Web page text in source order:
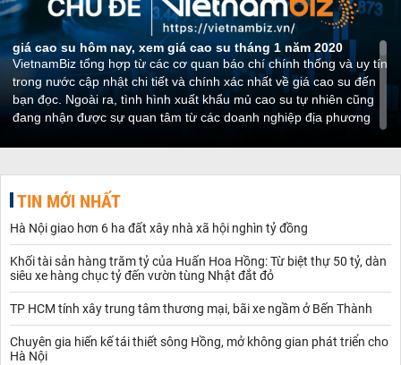
giá cao su hôm nay, xem giá cao su tháng 1 năm 2020
VietnamBiz tổng hợp từ các cơ quan báo chí chính thống và uy tín
trong nước cập nhật chi tiết và chính xác nhất về giá cao su đến
bạn đọc. Ngoài ra, tình hình xuất khẩu mủ cao su tự nhiên cũng
đang nhận được sự quan tâm từ các doanh nghiệp địa phương
Nhiều chuyên gia kinh tế cảnh báo các diễn biến
có thể đẩy giá trên thị trường tăng mạnh do nguồn cung cấp trong
khi nhu cầu thị trường đang thiếu hụt.
Hiện tại, các doanh nghiệp đang thu muagiá cao su tự nhiênở
mức khá cao so với cùng thời điểm năm ngoái. Các doanh nghiệp
Trung Quốc và Nhật Bản đang thỏa thuận hợp tác thua mua mủ
cao su từ Việt Nam.
Bảng giá cao su trực tuyến tại các sàn giao dịch quốc tế mới
nhất
Kết thúc phiên giao dịch sáng sớm, giá cao su trên sàn TOCOM
TIN MỚI NHẤT
Hà Nội giao hơn 6 ha đất xây nhà xã hội nghìn tỷ đồng
Khối tài sản hàng trăm tỷ của Huấn Hoa Hồng: Từ biệt thự 50 tỷ, dàn
siêu xe hàng chục tỷ đến vườn tùng Nhật đắt đỏ
TP HCM tính xây trung tâm thương mại, bãi xe ngầm ở Bến Thành
Chuyên gia hiến kế tái thiết sông Hồng, mở không gian phát triển cho
Hà Nội